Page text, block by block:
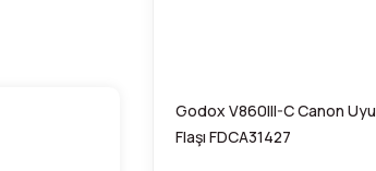
Godox V860III-C Canon
Flaşı FDCA31427